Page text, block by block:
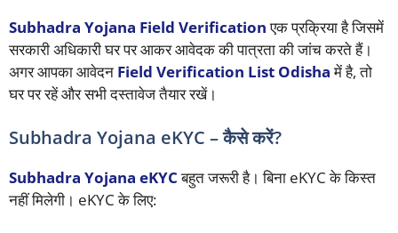
Subhadra Yojana Field Verificationएक प्रक्रिया है जिसमें
सरकारी अधिकारी घर पर आकर आवेदक की पात्रता की जांच करते हैं।
अगर आपका आवेदन Field Verification List Odishaमें है, तो
घर पर रहें और सभी दस्तावेज तैयार रखें।
Subhadra Yojana eKYC – कैसे करें?
Subhadra Yojana eKYCबहुत जरूरी है। बिना eKYC के किस्त
नहीं मिलेगी। eKYC के लिए: